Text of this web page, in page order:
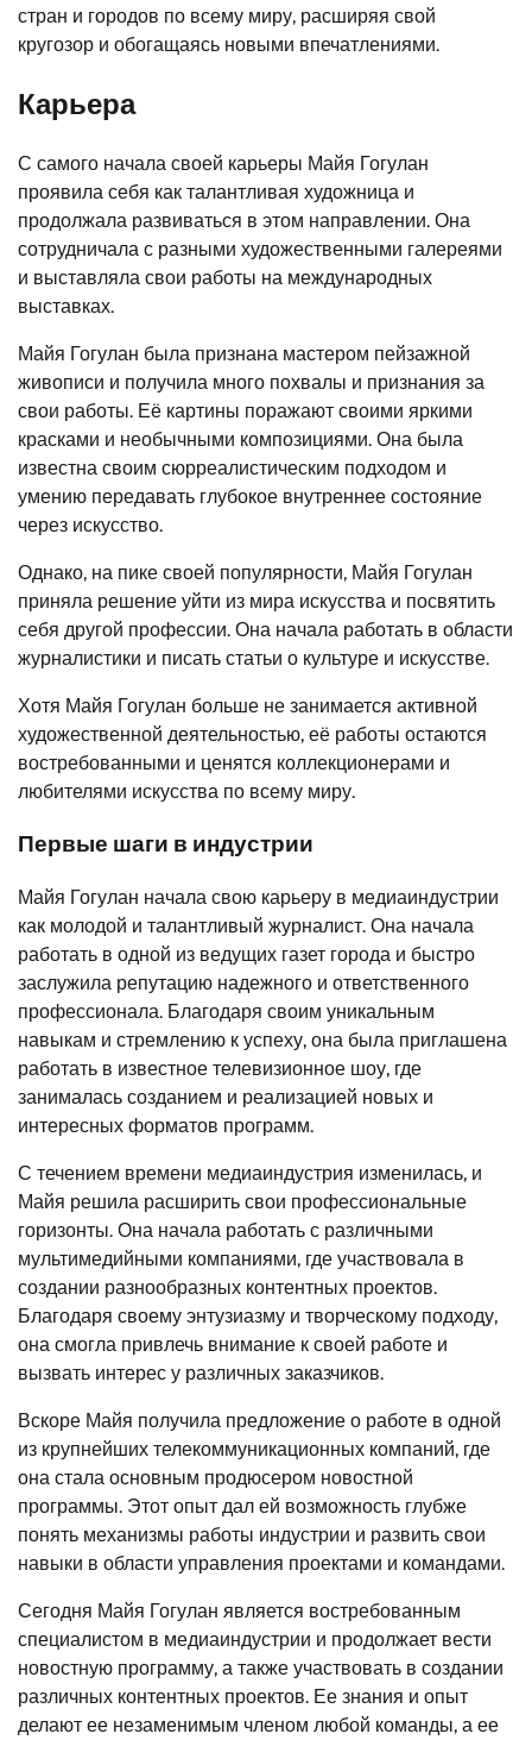
стран и городов по всему миру, расширяя свой
кругозор и обогащаясь новыми впечатлениями.
Карьера
С самого начала своей карьеры Майя Гогулан
проявила себя как талантливая художница и
продолжала развиваться в этом направлении. Она
сотрудничала с разными художественными галереями
и выставляла свои работы на международных
выставках.
Майя Гогулан была признана мастером пейзажной
живописи и получила много похвалы и признания за
свои работы. Её картины поражают своими яркими
красками и необычными композициями. Она была
известна своим сюрреалистическим подходом и
умению передавать глубокое внутреннее состояние
через искусство.
Однако, на пике своей популярности, Майя Гогулан
приняла решение уйти из мира искусства и посвятить
себя другой профессии. Она начала работать в области
журналистики и писать статьи о культуре и искусстве.
Хотя Майя Гогулан больше не занимается активной
художественной деятельностью, её работы остаются
востребованными и ценятся коллекционерами и
любителями искусства по всему миру.
Первые шаги в индустрии
Майя Гогулан начала свою карьеру в медиаиндустрии
как молодой и талантливый журналист. Она начала
работать в одной из ведущих газет города и быстро
заслужила репутацию надежного и ответственного
профессионала. Благодаря своим уникальным
навыкам и стремлению к успеху, она была приглашена
работать в известное телевизионное шоу, где
занималась созданием и реализацией новых и
интересных форматов программ.
С течением времени медиаиндустрия изменилась, и
Майя решила расширить свои профессиональные
горизонты. Она начала работать с различными
мультимедийными компаниями, где участвовала в
создании разнообразных контентных проектов.
Благодаря своему энтузиазму и творческому подходу,
она смогла привлечь внимание к своей работе и
вызвать интерес у различных заказчиков.
Вскоре Майя получила предложение о работе в одной
из крупнейших телекоммуникационных компаний, где
она стала основным продюсером новостной
программы. Этот опыт дал ей возможность глубже
понять механизмы работы индустрии и развить свои
навыки в области управления проектами и командами.
Сегодня Майя Гогулан является востребованным
специалистом в медиаиндустрии и продолжает вести
новостную программу, а также участвовать в создании
различных контентных проектов. Ее знания и опыт
делают ее незаменимым членом любой команды, а ее